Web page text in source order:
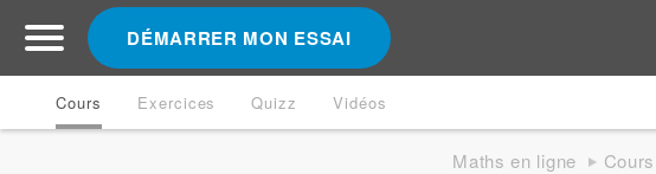
DÉMARRER MON ESSAI
Cours Exercices Quizz Vidéos
Maths en ligne